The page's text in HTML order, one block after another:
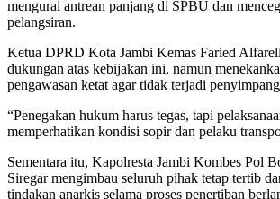
mengurai antrean panjang di SPBU dan
pelangsiran.
Ketua DPRD Kota Jambi Kemas Faried
dukungan atas kebijakan ini, namun
pengawasan ketat agar tidak terjadi
“Penegakan hukum harus tegas, tapi
memperhatikan kondisi sopir dan pelaku
Sementara itu, Kapolresta Jambi Kombes Pol
Siregar mengimbau seluruh pihak tetap tertib
tindakan anarkis selama proses penertiban